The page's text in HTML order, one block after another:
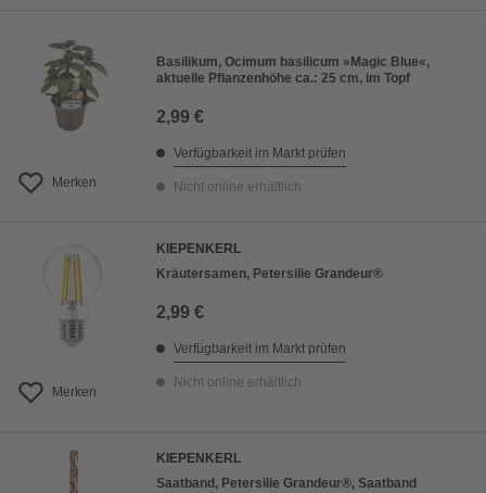
Merken
Basilikum, Ocimum basilicum »Magic Blue«,
aktuelle Pflanzenhöhe ca.: 25 cm, im Topf
2,99 €
Verfügbarkeit im Markt prüfen
Nicht online erhältlich
Merken
KIEPENKERL
Kräutersamen, Petersilie Grandeur®
2,99 €
Verfügbarkeit im Markt prüfen
Nicht online erhältlich
KIEPENKERL
Saatband, Petersilie Grandeur®, Saatband